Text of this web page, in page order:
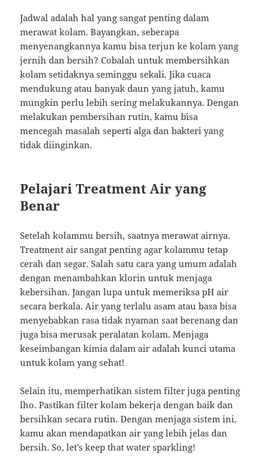
Jadwal adalah hal yang sangat penting dalam
merawat kolam. Bayangkan, seberapa
menyenangkannya kamu bisa terjun ke kolam yang
jernih dan bersih? Cobalah untuk membersihkan
kolam setidaknya seminggu sekali. Jika cuaca
mendukung atau banyak daun yang jatuh, kamu
mungkin perlu lebih sering melakukannya. Dengan
melakukan pembersihan rutin, kamu bisa
mencegah masalah seperti alga dan bakteri yang
tidak diinginkan.
Pelajari Treatment Air yang
Benar
Setelah kolammu bersih, saatnya merawat airnya.
Treatment air sangat penting agar kolammu tetap
cerah dan segar. Salah satu cara yang umum adalah
dengan menambahkan klorin untuk menjaga
kebersihan. Jangan lupa untuk memeriksa pH air
secara berkala. Air yang terlalu asam atau basa bisa
menyebabkan rasa tidak nyaman saat berenang dan
juga bisa merusak peralatan kolam. Menjaga
keseimbangan kimia dalam air adalah kunci utama
untuk kolam yang sehat!
Selain itu, memperhatikan sistem filter juga penting
lho. Pastikan filter kolam bekerja dengan baik dan
bersihkan secara rutin. Dengan menjaga sistem ini,
kamu akan mendapatkan air yang lebih jelas dan
bersih. So, let’s keep that water sparkling!